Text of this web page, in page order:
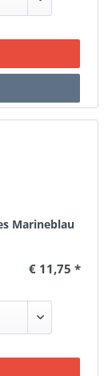
Marineblau
€ 11,75 *